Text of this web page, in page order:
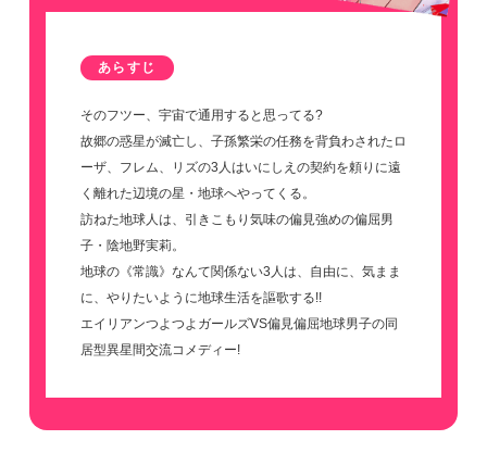
あらすじ
そのフツー、宇宙で通用すると思ってる?
故郷の惑星が滅亡し、子孫繁栄の任務を背負わされたロ
ーザ、フレム、リズの3人はいにしえの契約を頼りに遠
く離れた辺境の星・地球へやってくる。
訪ねた地球人は、引きこもり気味の偏見強めの偏屈男
子・陰地野実莉。
地球の《常識》なんて関係ない3人は、自由に、気まま
に、やりたいように地球生活を謳歌する!!
エイリアンつよつよガールズVS偏見偏屈地球男子の同
居型異星間交流コメディー!